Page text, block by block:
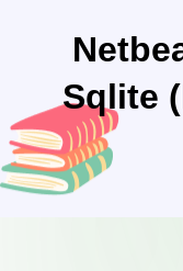
Sqlite